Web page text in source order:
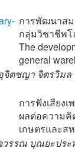
การพัฒนาส
กลุ่มวิชาชีพ
The
general
จิตชญา จิตรวิมล
การฟังเสียง
ผลต่อความคิ
เกษตรและส
วรรณ บุณยะปร